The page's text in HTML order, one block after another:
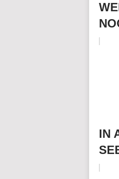
IN